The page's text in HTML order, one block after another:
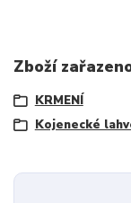
Zboží
KRMENÍ
Kojenecké